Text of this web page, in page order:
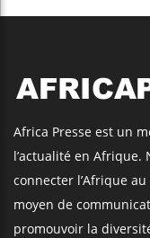
Africa Presse est un
l’actualité en
connecter l’Afrique
moyen de
promouvoir la